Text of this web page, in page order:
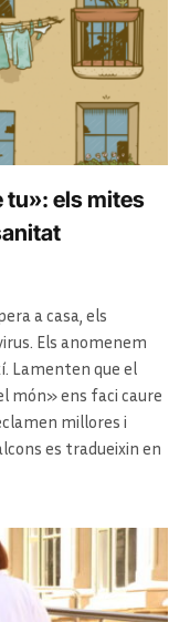
tu»: els mites
a casa, els
Els anomenem
Lamenten que el
món» ens faci caure
millores i
es tradueixin en